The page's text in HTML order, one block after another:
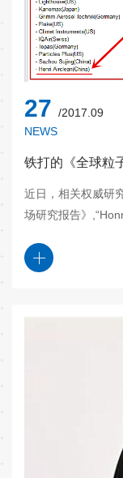
27 /2017.09
NEWS
近日，相关权威研
场研究报告》
场!